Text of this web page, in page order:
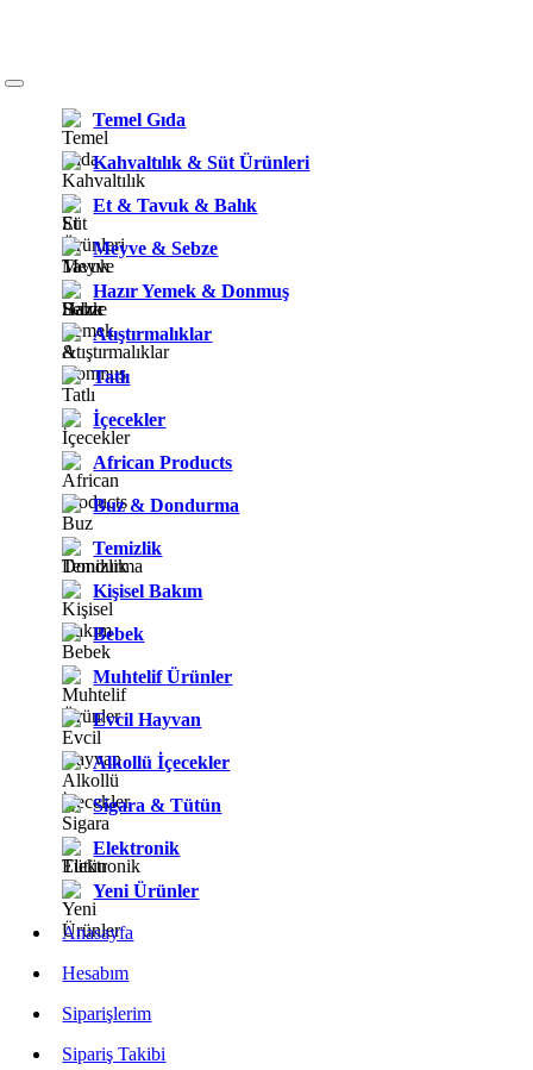
Temel Gıda
Kahvaltılık & Süt Ürünleri
Et & Tavuk & Balık
Meyve & Sebze
Hazır Yemek & Donmuş
Atıştırmalıklar
Tatlı
İçecekler
African Products
Buz & Dondurma
Temizlik
Kişisel Bakım
Bebek
Muhtelif Ürünler
Evcil Hayvan
Alkollü İçecekler
Sigara & Tütün
Elektronik
Yeni Ürünler
Anasayfa
Hesabım
Siparişlerim
Sipariş Takibi